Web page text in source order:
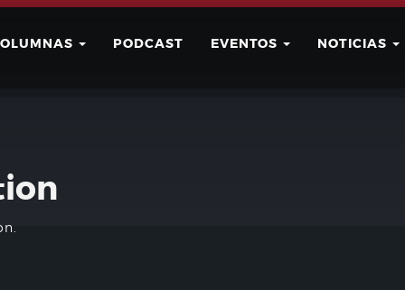
PODCAST EVENTOS NOTICIAS